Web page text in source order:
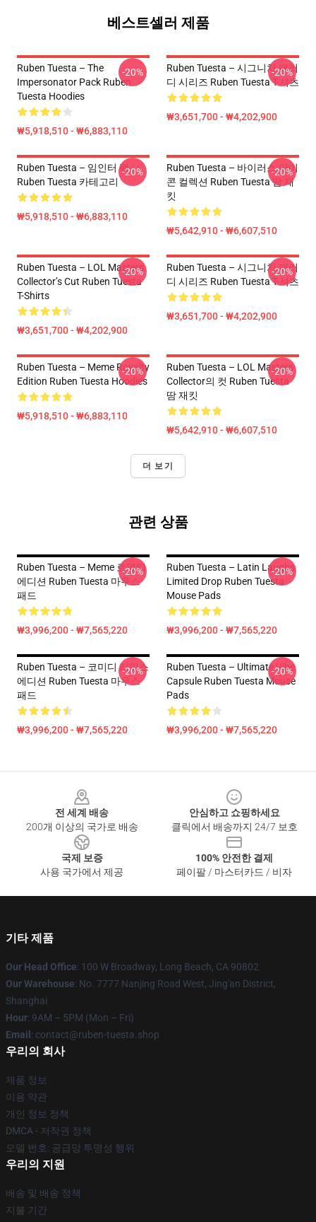
베스트셀러 제품
Ruben Tuesta – The
Impersonator Pack Ruben
Tuesta Hoodies
₩5,918,510 - ₩6,883,110
-20%
Ruben Tuesta – 시그니처 패러
디 시리즈 Ruben Tuesta T-셔츠
₩3,651,700 - ₩4,202,900
-20%
Ruben Tuesta – 임인터 팩
Ruben Tuesta 카테고리
₩5,918,510 - ₩6,883,110
-20%
Ruben Tuesta – 바이러스 아이
콘 컬렉션 Ruben Tuesta 땀 재
킷
₩5,642,910 - ₩6,607,510
-20%
Ruben Tuesta – LOL Masters
Collector’s Cut Ruben Tuesta
T-Shirts
₩3,651,700 - ₩4,202,900
-20%
Ruben Tuesta – 시그니처 패러
디 시리즈 Ruben Tuesta T-셔츠
₩3,651,700 - ₩4,202,900
-20%
Ruben Tuesta – Meme Royalty
Edition Ruben Tuesta Hoodies
₩5,918,510 - ₩6,883,110
-20%
Ruben Tuesta – LOL Masters
Collector의 컷 Ruben Tuesta
땀 재킷
₩5,642,910 - ₩6,607,510
-20%
더 보기
관련 상품
Ruben Tuesta – Meme 로열티
에디션 Ruben Tuesta 마우스
패드
₩3,996,200 - ₩7,565,220
-20%
Ruben Tuesta – Latin Laughs
Limited Drop Ruben Tuesta
Mouse Pads
₩3,996,200 - ₩7,565,220
-20%
Ruben Tuesta – 코미디 리믹스
에디션 Ruben Tuesta 마우스
패드
₩3,996,200 - ₩7,565,220
-20%
Ruben Tuesta – Ultimate Vibe
Capsule Ruben Tuesta Mouse
Pads
₩3,996,200 - ₩7,565,220
-20%
전 세계 배송
200개 이상의 국가로 배송
안심하고 쇼핑하세요
클릭에서 배송까지 24/7 보호
국제 보증
사용 국가에서 제공
100% 안전한 결제
페이팔 / 마스터카드 / 비자
기타 제품
Our Head Office: 100 W Broadway, Long Beach, CA 90802
Our Warehouse: No. 7777 Nanjing Road West, Jing'an District,
Shanghai
Hour: 9AM – 5PM (Mon – Fri)
Email : contact@ruben-tuesta.shop
우리의 회사
제품 정보
이용 약관
개인 정보 정책
DMCA - 저작권 정책
모델 번호: 공급망 투명성 행위
우리의 지원
배송 및 배송 정책
지불 기간